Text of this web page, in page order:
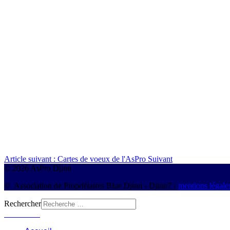
Article suivant : Cartes de voeux de l'AsPro Suivant
© 2026 AsPro Djinn
© Association de Propriétaires Blue Djinn - Djinn7 - mentions
Rechercher